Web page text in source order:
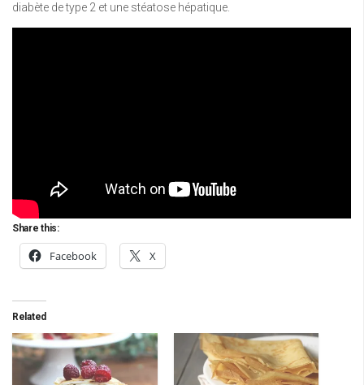
diabète de type 2 et une stéatose hépatique.
Share this:
Facebook X
Related